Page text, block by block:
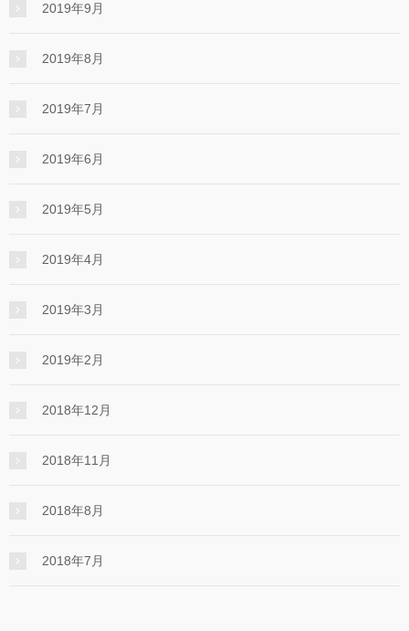
2019年9月
2019年8月
2019年7月
2019年6月
2019年5月
2019年4月
2019年3月
2019年2月
2018年12月
2018年11月
2018年8月
2018年7月